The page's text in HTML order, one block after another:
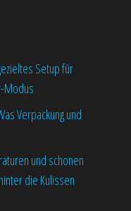
Setup für
Modus
Verpackung und
und schonen
die Kulissen